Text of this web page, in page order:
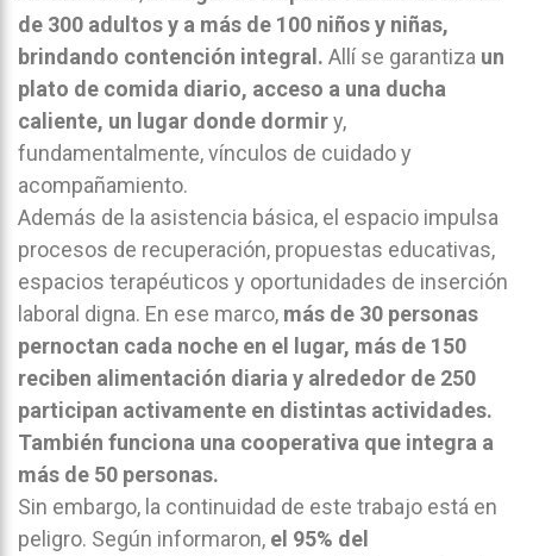
de 300 adultos y a más de 100 niños y niñas,
brindando contención integral. Allí se garantiza un
plato de comida diario, acceso a una ducha
caliente, un lugar donde dormiry,
fundamentalmente, vínculos de cuidado y
acompañamiento.
Además de la asistencia básica, el espacio impulsa
procesos de recuperación, propuestas educativas,
espacios terapéuticos y oportunidades de inserción
laboral digna. En ese marco, más de 30 personas
pernoctan cada noche en el lugar, más de 150
reciben alimentación diaria y alrededor de 250
participan activamente en distintas actividades.
También funciona una cooperativa que integra a
más de 50 personas.
Sin embargo, la continuidad de este trabajo está en
peligro. Según informaron, el 95% del